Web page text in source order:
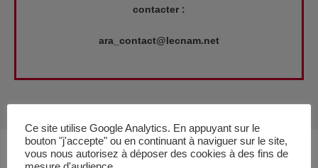
contacter :
ara_contact@lecnam.net
Ce site utilise Google Analytics. En appuyant sur le
bouton "j'accepte" ou en continuant à naviguer sur le site,
vous nous autorisez à déposer des cookies à des fins de